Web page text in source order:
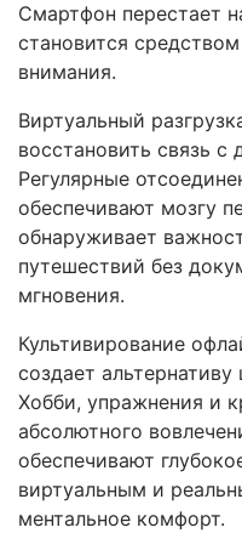
Смартфон перестает
становится
внимания.
Виртуальный
восстановить связь с
Регулярные
обеспечивают мозгу
обнаруживает
путешествий без
мгновения.
Культивирование
создает
Хобби, упражнения и
абсолютного
обеспечивают
виртуальным и
ментальное комфорт.